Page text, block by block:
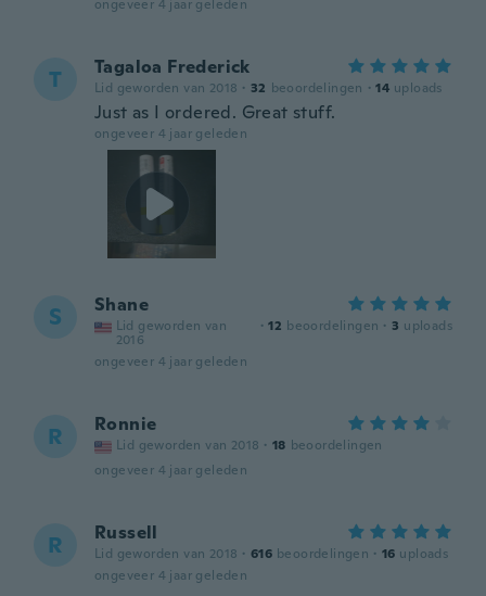
ongeveer 4 jaar geleden
T Tagaloa Frederick
Lid geworden van 2018 · 32 beoordelingen · 14 uploads
Just as I ordered. Great stuff.
ongeveer 4 jaar geleden
S Shane
Lid geworden van
2016
· 12 beoordelingen · 3 uploads
ongeveer 4 jaar geleden
R Ronnie
Lid geworden van 2018 · 18 beoordelingen
ongeveer 4 jaar geleden
R Russell
Lid geworden van 2018 · 616 beoordelingen · 16 uploads
ongeveer 4 jaar geleden